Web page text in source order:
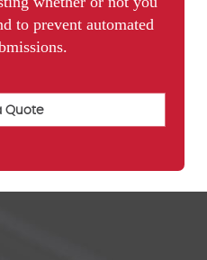
to prevent automated